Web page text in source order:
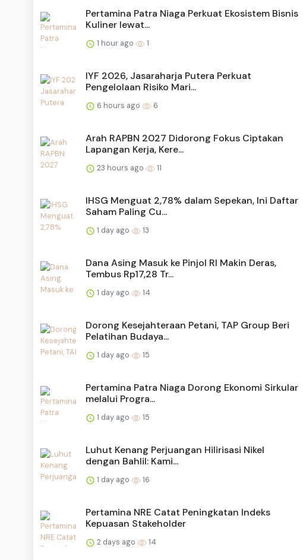
Pertamina Patra Niaga Perkuat Ekosistem Bisnis
Kuliner lewat...
1 hour ago 1
IYF 2026, Jasaraharja Putera Perkuat
Pengelolaan Risiko Mari...
6 hours ago 6
Arah RAPBN 2027 Didorong Fokus Ciptakan
Lapangan Kerja, Kere...
23 hours ago 11
IHSG Menguat 2,78% dalam Sepekan, Ini Daftar
Saham Paling Cu...
1 day ago 13
Dana Asing Masuk ke Pinjol RI Makin Deras,
Tembus Rp17,28 Tr...
1 day ago 14
Dorong Kesejahteraan Petani, TAP Group Beri
Pelatihan Budaya...
1 day ago 15
Pertamina Patra Niaga Dorong Ekonomi Sirkular
melalui Progra...
1 day ago 15
Luhut Kenang Perjuangan Hilirisasi Nikel
dengan Bahlil: Kami...
1 day ago 16
Pertamina NRE Catat Peningkatan Indeks
Kepuasan Stakeholder
2 days ago 14